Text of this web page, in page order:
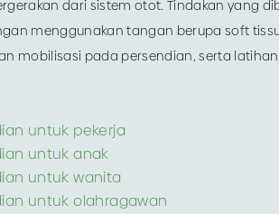
dari sistem otot. Tindakan yang
menggunakan tangan berupa soft
mobilisasi pada persendian, serta
untuk pekerja
untuk anak
untuk wanita
untuk olahragawan